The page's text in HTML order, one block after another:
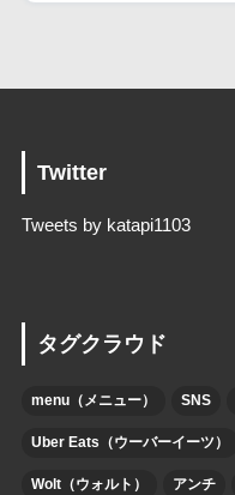
Twitter
Tweets by katapi1103
タグクラウド
menu（メニュー） SNS
Uber Eats（ウーバーイーツ）
Wolt（ウォルト） アンチ